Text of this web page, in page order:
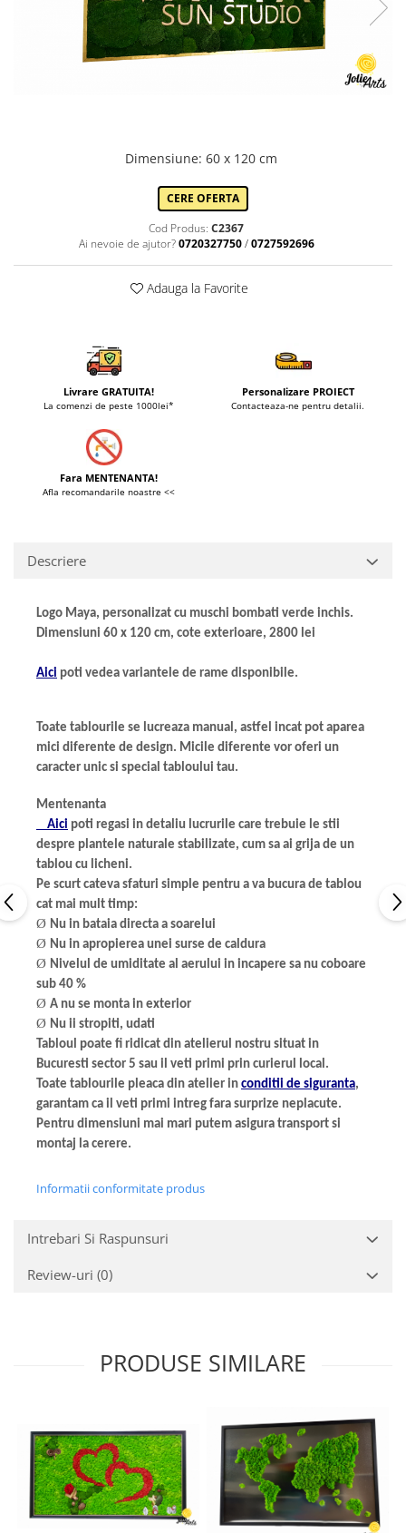
Dimensiune: 60 x 120 cm
CERE OFERTA
Cod Produs: C2367
Ai nevoie de ajutor? 0720327750 /0727592696
Adauga la Favorite
Livrare GRATUITA!
La comenzi de peste 1000lei*
Personalizare PROIECT
Contacteaza-ne pentru detalii.
Fara MENTENANTA!
Afla recomandarile noastre <<
Descriere
Logo Maya, personalizat cu muschi bombati verde inchis.
Dimensiuni 60 x 120 cm, cote exterioare, 2800 lei
Aici poti vedea variantele de rame disponibile.
Toate tablourile se lucreaza manual, astfel incat pot aparea
mici diferente de design. Micile diferente vor oferi un
caracter unic si special tabloului tau.
Mentenanta
Aici poti regasi in detaliu lucrurile care trebuie le stii
despre plantele naturale stabilizate, cum sa ai grija de un
tablou cu licheni.
Pe scurt cateva sfaturi simple pentru a va bucura de tablou
cat mai mult timp:
Ø Nu in bataia directa a soarelui
Ø Nu in apropierea unei surse de caldura
Ø Nivelul de umiditate al aerului in incapere sa nu coboare
sub 40 %
Ø A nu se monta in exterior
Ø Nu ii stropiti, udati
Tabloul poate fi ridicat din atelierul nostru situat in
Bucuresti sector 5 sau il veti primi prin curierul local.
Toate tablourile pleaca din atelier in conditii de siguranta,
garantam ca il veti primi intreg fara surprize neplacute.
Pentru dimensiuni mai mari putem asigura transport si
montaj la cerere.
Informatii conformitate produs
Intrebari Si Raspunsuri
Review-uri (0)
PRODUSE SIMILARE